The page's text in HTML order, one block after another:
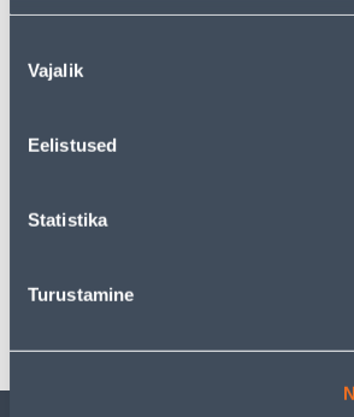
valik
Vajalik
Eelistused
Statistika
Turustamine
Транспорт